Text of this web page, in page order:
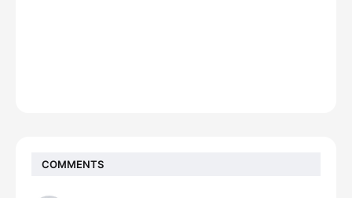
COMMENTS